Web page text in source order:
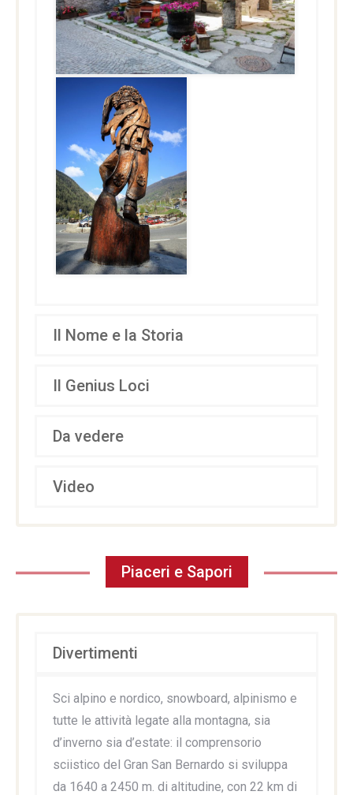
Il Nome e la Storia
Il Genius Loci
Da vedere
Video
Piaceri e Sapori
Divertimenti
Sci alpino e nordico, snowboard, alpinismo e
tutte le attività legate alla montagna, sia
d’inverno sia d’estate: il comprensorio
sciistico del Gran San Bernardo si sviluppa
da 1640 a 2450 m. di altitudine, con 22 km di